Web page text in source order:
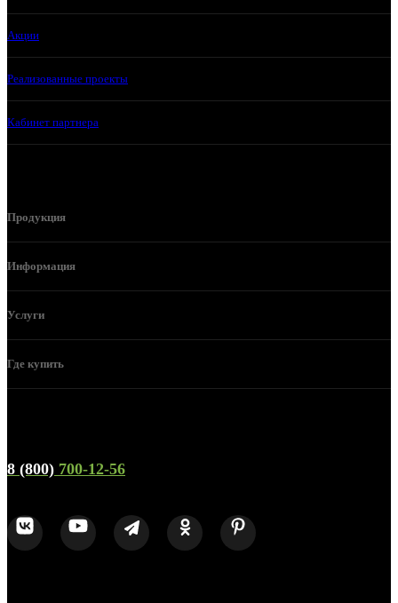
Акции
Реализованные проекты
Кабинет партнера
Продукция
Информация
Услуги
Где купить
8 (800) 700-12-56